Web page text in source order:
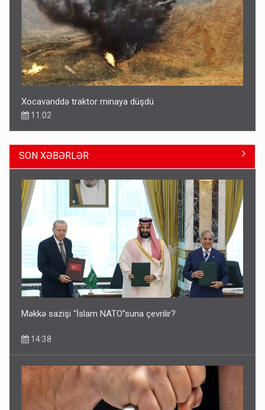
Xocavənddə traktor minaya düşdü
11:02
Pakistan prezidentindən Azərbaycanla bağlı açıqlama
13:58
SON XƏBƏRLƏR
Məkkə sazişi “İslam NATO”suna çevrilir?
14:38